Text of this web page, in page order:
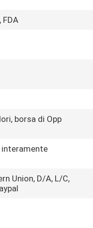
FDA
borsa di Opp
Union, D/A, L/C,